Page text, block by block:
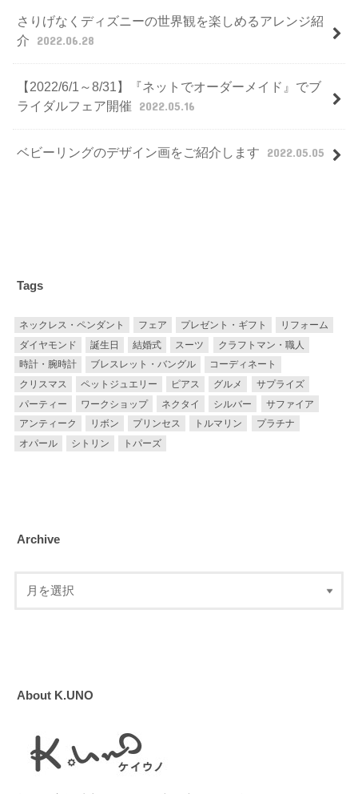
さりげなくディズニーの世界観を楽しめるアレンジ紹
介
2022.06.28
【2022/6/1～8/31】『ネットでオーダーメイド』でブ
ライダルフェア開催
2022.05.16
ベビーリングのデザイン画をご紹介します 2022.05.05
Tags
ネックレス・ペンダント フェア プレゼント・ギフト
リフォーム
ダイヤモンド
誕生日 結婚式 スーツ
クラフトマン・職人
時計・腕時計
ブレスレット・バングル
コーディネート
クリスマス
ペットジュエリー ピアス グルメ
サプライズ
パーティー
ワークショップ ネクタイ シルバー
サファイア
アンティーク
リボン プリンセス トルマリン
プラチナ
オパール
シトリン トパーズ
Archive
About K.UNO